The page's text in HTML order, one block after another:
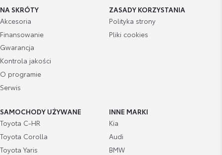
NA SKRÓTY
Akcesoria
Finansowanie
Gwarancja
Kontrola jakości
O programie
Serwis
ZASADY KORZYSTANIA
Polityka strony
Pliki cookies
SAMOCHODY UŻYWANE
Toyota C-HR
Toyota Corolla
Toyota Yaris
INNE MARKI
Kia
Audi
BMW